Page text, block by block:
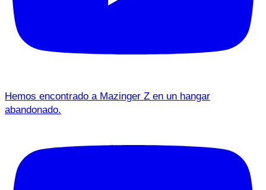
Hemos encontrado a Mazinger Z en un hangar
abandonado.